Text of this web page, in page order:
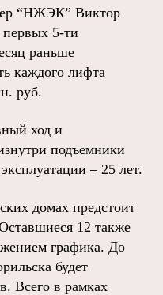
“НЖЭК” Виктор
первых 5-ти
раньше
каждого лифта
руб.
ход и
подъемники
– 25 лет.
домах предстоит
12 также
графика. До
будет
Всего в рамках